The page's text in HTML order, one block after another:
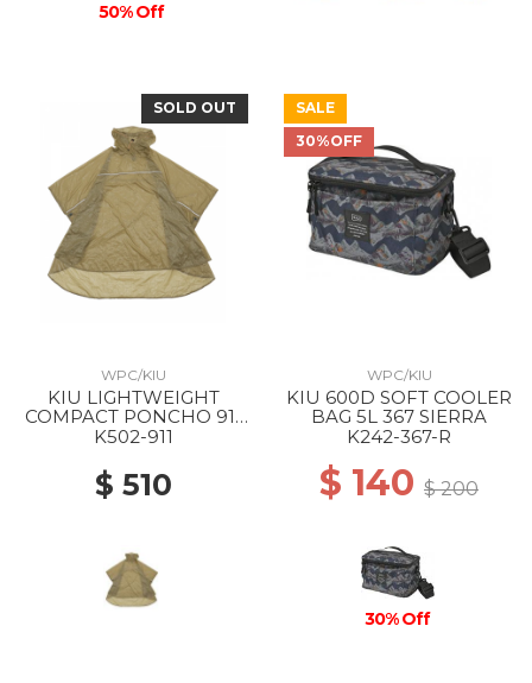
50% Off
SOLD OUT
WPC/KIU
KIU LIGHTWEIGHT
COMPACT PONCHO 911
BEIGE
K502-911
$ 510
SALE
30%OFF
WPC/KIU
KIU 600D SOFT COOLER
BAG 5L 367 SIERRA
K242-367-R
$ 140 $ 200
30% Off